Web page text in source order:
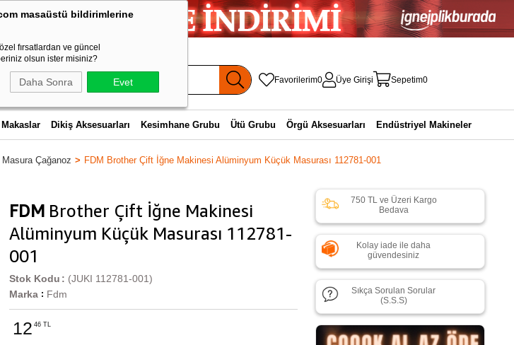
masaüstü bildirimlerine
fırsatlardan ve güncel
olsun ister misiniz?
Daha Sonra Evet Favorilerim0 Üye Girişi Sepetim0
Makaslar Dikiş Aksesuarları Kesimhane Grubu Ütü Grubu Örgü Aksesuarları Endüstriyel Makineler
Çağanoz FDM Brother Çift İğne Makinesi Alüminyum Küçük Masurası 112781-001
FDM Brother Çift İğne Makinesi
Alüminyum Küçük Masurası 112781-
001
(JUKI 112781-001)
Stok Kodu
Marka : Fdm
12 46 TL
750 TL ve Üzeri Kargo
Bedava
Kolay iade ile daha
güvendesiniz
Sıkça Sorulan Sorular
(S.S.S)